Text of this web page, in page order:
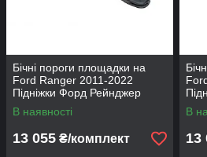
Бічні пороги площадки на
Ford Ranger 2011-2022
Підніжки Форд Рейнджер
Maya Red
В наявності
13 055 ₴/комплект
В
13